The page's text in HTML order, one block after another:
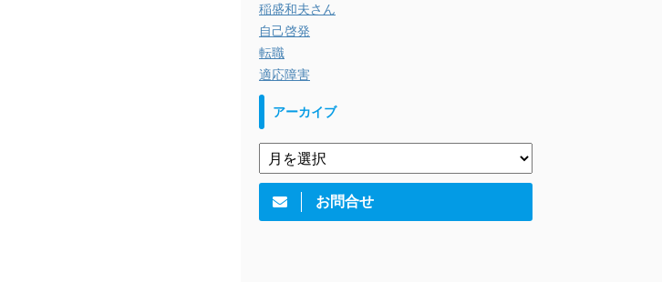
稲盛和夫さん
自己啓発
転職
適応障害
アーカイブ
お問合せ